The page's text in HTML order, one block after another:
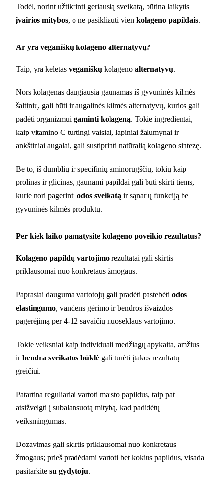
Todėl, norint užtikrinti geriausią sveikatą, būtina laikytis
įvairios mitybos, o ne pasikliauti vien kolageno papildais.
Ar yra veganiškų kolageno alternatyvų?
Taip, yra keletas veganiškų kolageno alternatyvų.
Nors kolagenas daugiausia gaunamas iš gyvūninės kilmės
šaltinių, gali būti ir augalinės kilmės alternatyvų, kurios gali
padėti organizmui gaminti kolageną. Tokie ingredientai,
kaip vitamino C turtingi vaisiai, lapiniai žalumynai ir
ankštiniai augalai, gali sustiprinti natūralią kolageno sintezę.
Be to, iš dumblių ir specifinių aminorūgščių, tokių kaip
prolinas ir glicinas, gaunami papildai gali būti skirti tiems,
kurie nori pagerinti odos sveikatą ir sąnarių funkciją be
gyvūninės kilmės produktų.
Per kiek laiko pamatysite kolageno poveikio rezultatus?
Kolageno papildų vartojimo rezultatai gali skirtis
priklausomai nuo konkretaus žmogaus.
Paprastai dauguma vartotojų gali pradėti pastebėti odos
elastingumo, vandens gėrimo ir bendros išvaizdos
pagerėjimą per 4-12 savaičių nuoseklaus vartojimo.
Tokie veiksniai kaip individuali medžiagų apykaita, amžius
irbendra sveikatos būklė gali turėti įtakos rezultatų
greičiui.
Patartina reguliariai vartoti maisto papildus, taip pat
atsižvelgti į subalansuotą mitybą, kad padidėtų
veiksmingumas.
Dozavimas gali skirtis priklausomai nuo konkretaus
žmogaus; prieš pradėdami vartoti bet kokius papildus, visada
pasitarkite su gydytoju.